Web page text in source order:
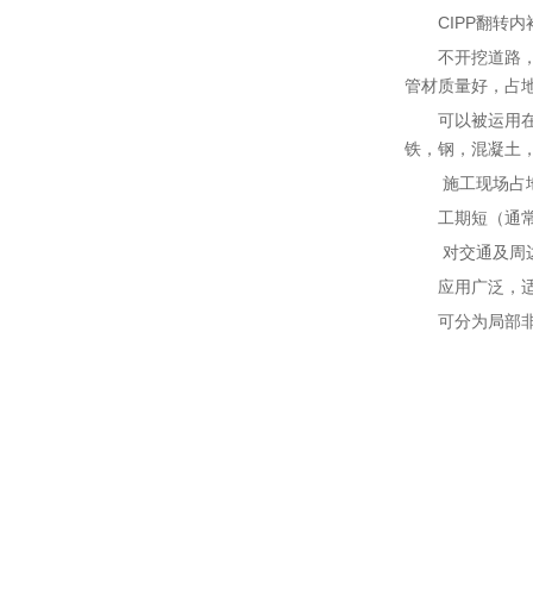
CIPP翻转内
不开挖道路
管材质量好，占
可以被运用
铁，钢，混凝土
施工现场占
工期短（通
对交通及周
应用广泛，
可分为局部